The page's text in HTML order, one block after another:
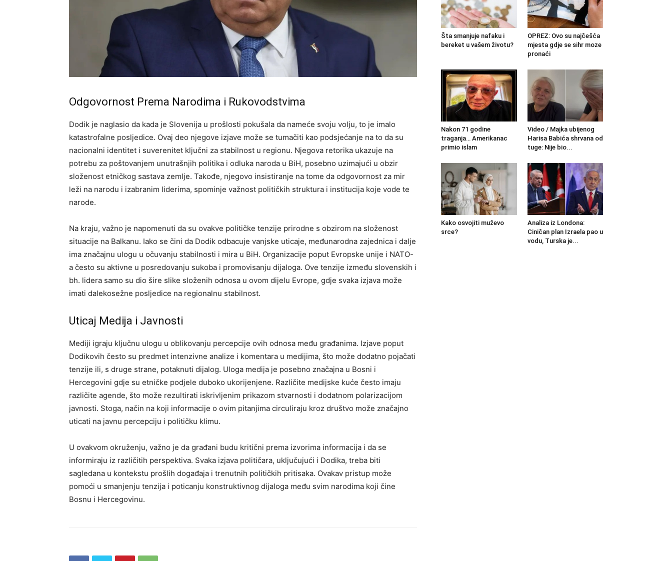
Odgovornost Prema Narodima i Rukovodstvima
Dodik je naglasio da kada je Slovenija u prošlosti pokušala da nameće svoju volju, to je imalo
katastrofalne posljedice. Ovaj deo njegove izjave može se tumačiti kao podsjećanje na to da su
nacionalni identitet i suverenitet ključni za stabilnost u regionu. Njegova retorika ukazuje na
potrebu za poštovanjem unutrašnjih politika i odluka naroda u BiH, posebno uzimajući u obzir
složenost etničkog sastava zemlje. Takođe, njegovo insistiranje na tome da odgovornost za mir
leži na narodu i izabranim liderima, spominje važnost političkih struktura i institucija koje vode te
narode.
Na kraju, važno je napomenuti da su ovakve političke tenzije prirodne s obzirom na složenost
situacije na Balkanu. Iako se čini da Dodik odbacuje vanjske uticaje, međunarodna zajednica i dalje
ima značajnu ulogu u očuvanju stabilnosti i mira u BiH. Organizacije poput Evropske unije i NATO-
a često su aktivne u posredovanju sukoba i promovisanju dijaloga. Ove tenzije između slovenskih i
bh. lidera samo su dio šire slike složenih odnosa u ovom dijelu Evrope, gdje svaka izjava može
imati dalekosežne posljedice na regionalnu stabilnost.
Uticaj Medija i Javnosti
Mediji igraju ključnu ulogu u oblikovanju percepcije ovih odnosa među građanima. Izjave poput
Dodikovih često su predmet intenzivne analize i komentara u medijima, što može dodatno pojačati
tenzije ili, s druge strane, potaknuti dijalog. Uloga medija je posebno značajna u Bosni i
Hercegovini gdje su etničke podjele duboko ukorijenjene. Različite medijske kuće često imaju
različite agende, što može rezultirati iskrivljenim prikazom stvarnosti i dodatnom polarizacijom
javnosti. Stoga, način na koji informacije o ovim pitanjima circuliraju kroz društvo može značajno
uticati na javnu percepciju i političku klimu.
U ovakvom okruženju, važno je da građani budu kritični prema izvorima informacija i da se
informiraju iz različitih perspektiva. Svaka izjava političara, uključujući i Dodika, treba biti
sagledana u kontekstu prošlih događaja i trenutnih političkih pritisaka. Ovakav pristup može
pomoći u smanjenju tenzija i poticanju konstruktivnog dijaloga među svim narodima koji čine
Bosnu i Hercegovinu.
Šta smanjuje nafaku i
bereket u vašem životu?
OPREZ: Ovo su najčešća
mjesta gdje se sihr moze
pronaći
Nakon 71 godine
traganja… Amerikanac
primio islam
Video / Majka ubijenog
Harisa Babića shrvana od
tuge: Nije bio...
Kako osvojiti muževo
srce?
Analiza iz Londona:
Ciničan plan Izraela pao u
vodu, Turska je...